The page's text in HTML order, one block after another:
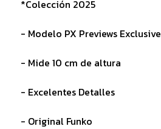
*Colección 2025
- Modelo PX Previews Exclusive
- Mide 10 cm de altura
- Excelentes Detalles
- Original Funko